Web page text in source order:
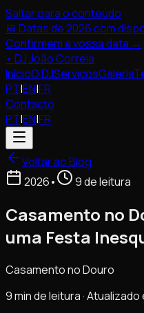
Saltar para o conteúdo
📅 Datas de 2026 com
Confirmem a vossa data →
• DJ João Correia
InícioO DJServiçosGaleria
PT|EN|FR
Contacto
PT|EN|FR
Voltar ao Blog
2026• 9 de leitura
Casamento no
uma Festa
Casamento no Douro
9 min de leitura ·